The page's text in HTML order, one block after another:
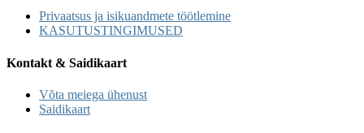
Privaatsus ja isikuandmete töötlemine
KASUTUSTINGIMUSED
Kontakt & Saidikaart
Võta meiega ühenust
Saidikaart